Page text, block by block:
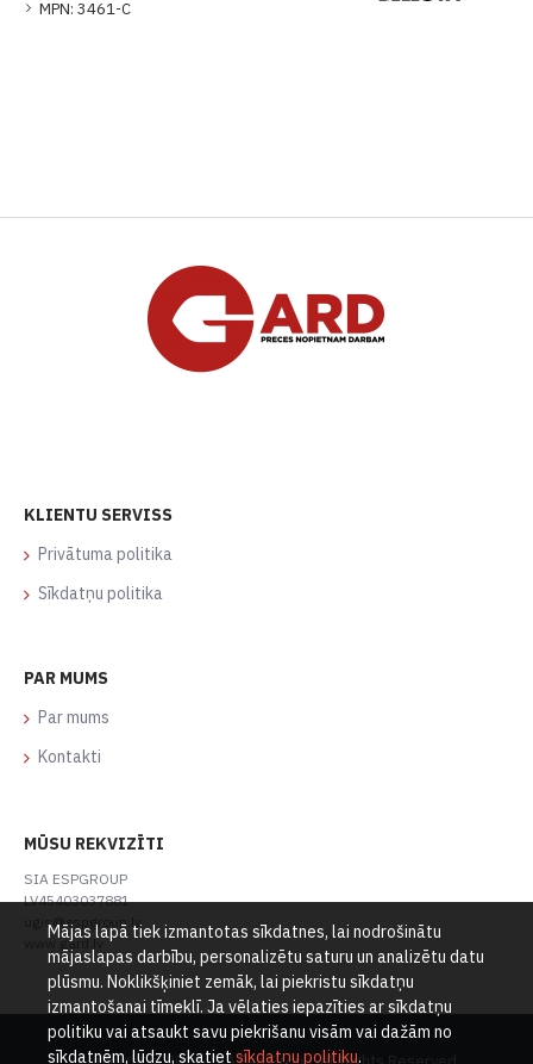
MPN: 3461-C
KLIENTU SERVISS
Privātuma politika
Sīkdatņu politika
PAR MUMS
Par mums
Kontakti
MŪSU REKVIZĪTI
SIA ESPGROUP
LV45403037881
ugis@espgroup.lv
www.gard.lv
Mājas lapā tiek izmantotas sīkdatnes, lai nodrošinātu
mājaslapas darbību, personalizētu saturu un analizētu datu
plūsmu. Noklikšķiniet zemāk, lai piekristu sīkdatņu
izmantošanai tīmeklī. Ja vēlaties iepazīties ar sīkdatņu
politiku vai atsaukt savu piekrišanu visām vai dažām no
sīkdatnēm, lūdzu, skatiet sīkdatņu politiku.